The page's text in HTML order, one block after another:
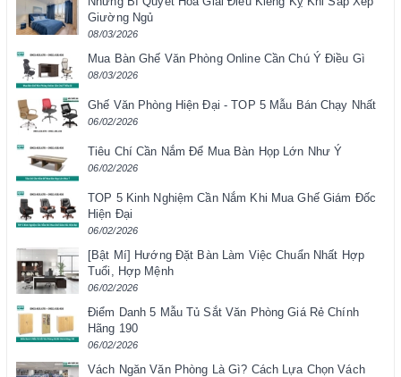
Giường Ngủ
08/03/2026
Mua Bàn Ghế Văn Phòng Online Cần Chú Ý Điều Gì
08/03/2026
Ghế Văn Phòng Hiện Đại - TOP 5 Mẫu Bán Chạy Nhất
06/02/2026
Tiêu Chí Cần Nắm Để Mua Bàn Họp Lớn Như Ý
06/02/2026
TOP 5 Kinh Nghiệm Cần Nắm Khi Mua Ghế Giám Đốc
Hiện Đại
06/02/2026
[Bật Mí] Hướng Đặt Bàn Làm Việc Chuẩn Nhất Hợp
Tuổi, Hợp Mệnh
06/02/2026
Điểm Danh 5 Mẫu Tủ Sắt Văn Phòng Giá Rẻ Chính
Hãng 190
06/02/2026
Vách Ngăn Văn Phòng Là Gì? Cách Lựa Chọn Vách